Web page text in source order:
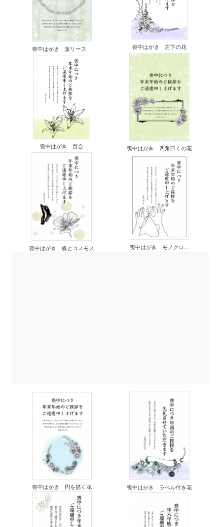
喪中はがき 葉リース 喪中はがき 左下の花
喪中はがき 百合 喪中はがき 四角曰くの花
喪中はがき 蝶とコスモス 喪中はがき モノクロ...
喪中はがき 円を描く花 喪中はがき ラベル付き花